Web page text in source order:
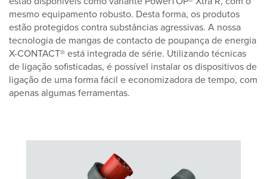
mesmo equipamento robusto. Desta forma, os produtos
estão protegidos contra substâncias agressivas. A nossa
tecnologia de mangas de contacto de poupança de energia
X-CONTACT® está integrada de série. Utilizando técnicas
de ligação sofisticadas, é possível instalar os dispositivos de
ligação de uma forma fácil e economizadora de tempo, com
apenas algumas ferramentas.